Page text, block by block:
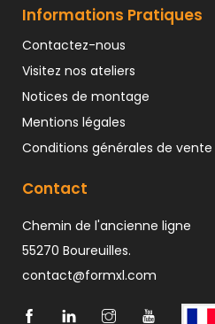
Informations Pratiques
Contactez-nous
Visitez nos ateliers
Notices de montage
Mentions légales
Conditions générales de vente
Contact
Chemin de l'ancienne ligne
55270 Boureuilles.
contact@formxl.com